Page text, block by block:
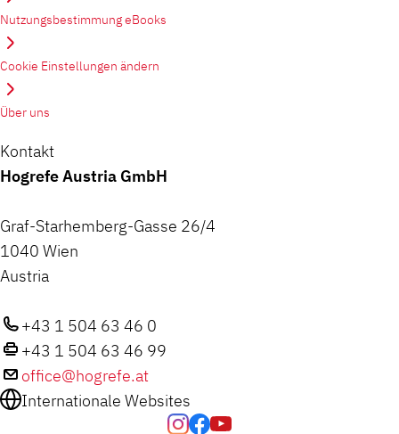
Nutzungsbestimmung eBooks
Cookie Einstellungen ändern
Über uns
Kontakt
Hogrefe Austria GmbH
Graf-Starhemberg-Gasse 26/4
1040 Wien
Austria
+43 1 504 63 46 0
+43 1 504 63 46 99
office@hogrefe.at
Internationale Websites